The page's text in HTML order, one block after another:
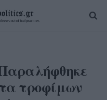
τροφίμων